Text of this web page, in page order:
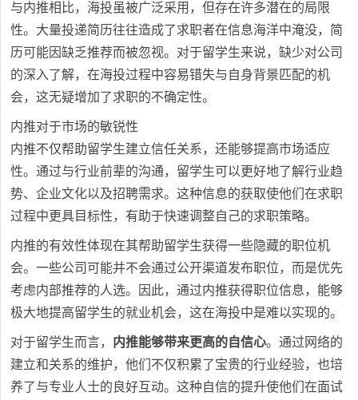
与内推相比，海投虽被广泛采用，但存在许多潜在的局限
性。大量投递简历往往造成了求职者在信息海洋中淹没，简
历可能因缺乏推荐而被忽视。对于留学生来说，缺少对公司
的深入了解，在海投过程中容易错失与自身背景匹配的机
会，这无疑增加了求职的不确定性。
内推对于市场的敏锐性
内推不仅帮助留学生建立信任关系，还能够提高市场适应
性。通过与行业前辈的沟通，留学生可以更好地了解行业趋
势、企业文化以及招聘需求。这种信息的获取使他们在求职
过程中更具目标性，有助于快速调整自己的求职策略。
内推的有效性体现在其帮助留学生获得一些隐藏的职位机
会。一些公司可能并不会通过公开渠道发布职位，而是优先
考虑内部推荐的人选。因此，通过内推获得职位信息，能够
极大地提高留学生的就业机会，这在海投中是难以实现的。
对于留学生而言， 内推能够带来更高的自信心。通过网络的
建立和关系的维护，他们不仅积累了宝贵的行业经验，也培
养了与专业人士的良好互动。这种自信的提升使他们在面试